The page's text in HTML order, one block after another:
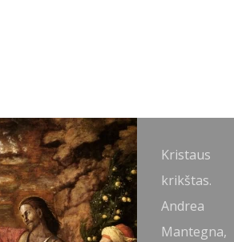
Kristaus
krikštas.
Andrea
Mantegna,